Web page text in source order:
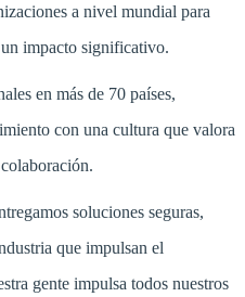
a nivel mundial para
impacto significativo.
en más de 70 países,
con una cultura que valora
soluciones seguras,
que impulsan el
gente impulsa todos nuestros